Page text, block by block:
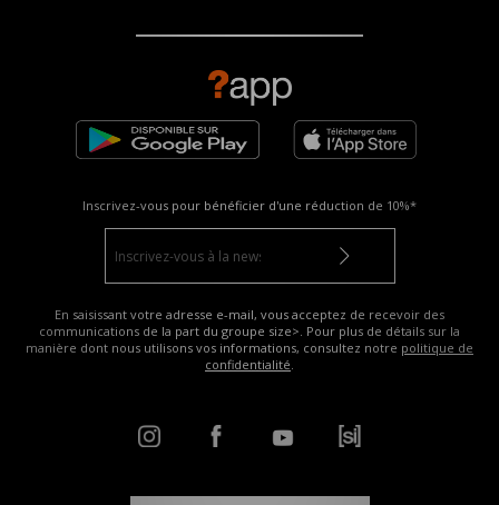
Inscrivez-vous pour bénéficier d'une réduction de 10%*
En saisissant votre adresse e-mail, vous acceptez de recevoir des
communications de la part du groupe size>. Pour plus de détails sur la
manière dont nous utilisons vos informations, consultez notre politique de
confidentialité.